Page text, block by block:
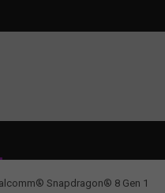
Snapdragon® 8 Gen 1